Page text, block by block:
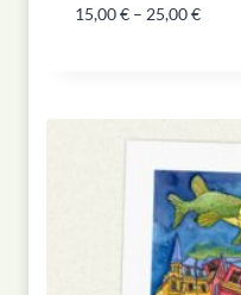
15,00€ – 25,00€